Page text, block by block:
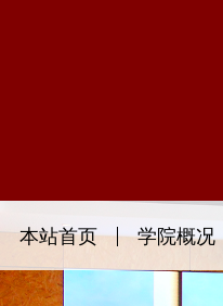
本站首页 学院概况